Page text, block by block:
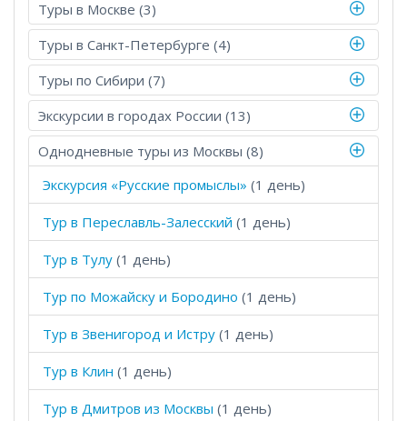
Туры в Москве (3)
Туры в Санкт-Петербурге (4)
Туры по Сибири (7)
Экскурсии в городах России (13)
Однодневные туры из Москвы (8)
Экскурсия «Русские промыслы» (1 день)
Тур в Переславль-Залесский (1 день)
Тур в Тулу (1 день)
Тур по Можайску и Бородино (1 день)
Тур в Звенигород и Истру (1 день)
Тур в Клин (1 день)
Тур в Дмитров из Москвы (1 день)